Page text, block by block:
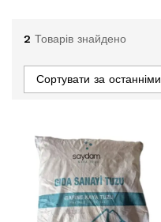
2 Товарів знайдено
Сортувати за останніми